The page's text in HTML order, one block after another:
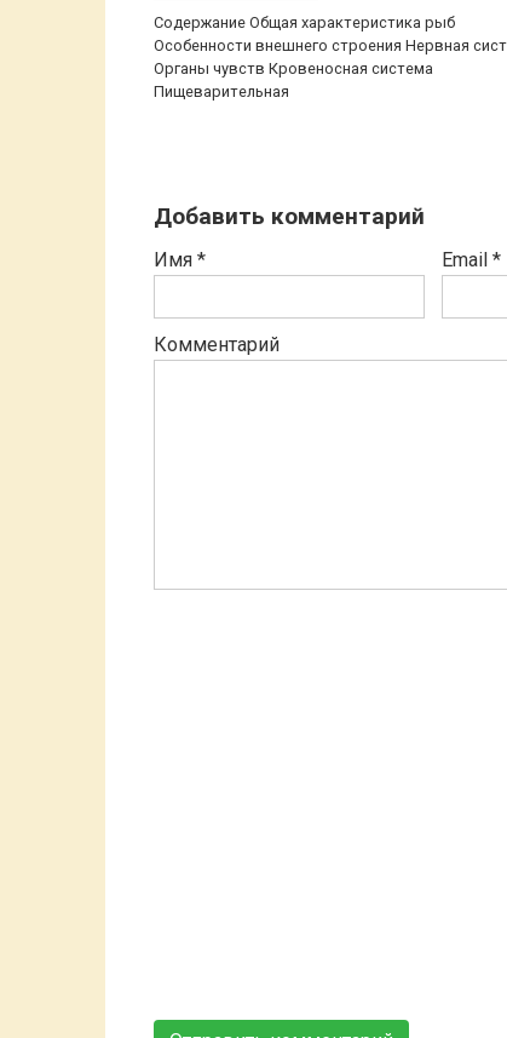
Содержание Общая характеристика рыб
Особенности внешнего строения Нервная
Органы чувств Кровеносная система
Пищеварительная
Добавить комментарий
Имя * Email *
Комментарий